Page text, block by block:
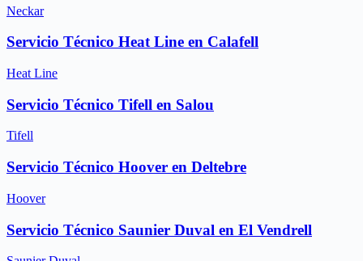
Neckar
Servicio Técnico Heat Line en Calafell
Heat Line
Servicio Técnico Tifell en Salou
Tifell
Servicio Técnico Hoover en Deltebre
Hoover
Servicio Técnico Saunier Duval en El Vendrell